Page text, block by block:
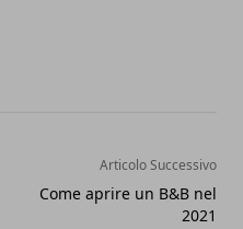
Articolo Successivo
Come aprire un B&B nel
2021